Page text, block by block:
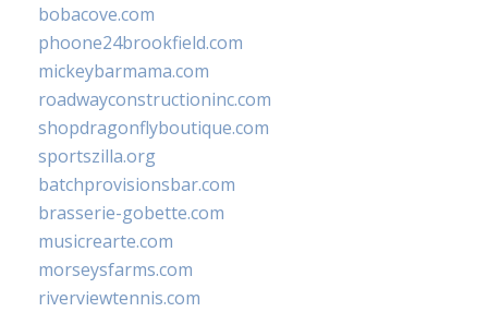
bobacove.com
phoone24brookfield.com
mickeybarmama.com
roadwayconstructioninc.com
shopdragonflyboutique.com
sportszilla.org
batchprovisionsbar.com
brasserie-gobette.com
musicrearte.com
morseysfarms.com
riverviewtennis.com